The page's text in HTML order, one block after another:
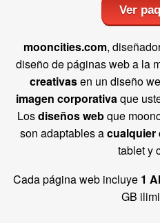
Ver
mooncities.com,
diseño de páginas web a la
creativasen un diseño
imagen corporativaque
Losdiseños webque
son adaptables acualquier
tablet y
Cada página web incluye 1
GB